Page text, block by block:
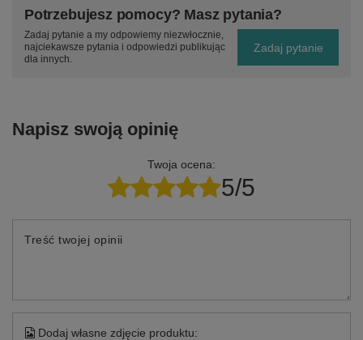
Potrzebujesz pomocy? Masz pytania?
Zadaj pytanie a my odpowiemy niezwłocznie,
najciekawsze pytania i odpowiedzi publikując
dla innych.
Zadaj pytanie
Napisz swoją opinię
Twoja ocena:
5/5
Treść twojej opinii
Dodaj własne zdjęcie produktu: